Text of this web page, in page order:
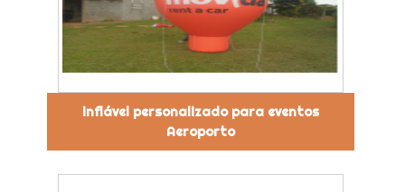
inflável personalizado para eventos
Aeroporto